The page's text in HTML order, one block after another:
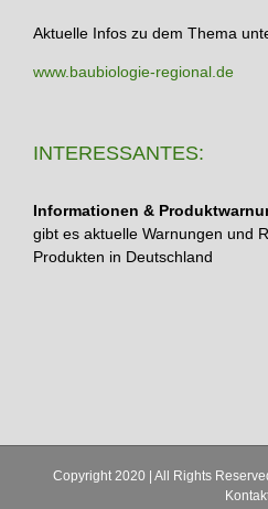
Aktuelle Infos zu dem Thema
www.baubiologie-regional.de
INTERESSANTES:
Informationen &
gibt es aktuelle Warnungen und
Produkten in Deutschland
Copyright 2020 | All Rights